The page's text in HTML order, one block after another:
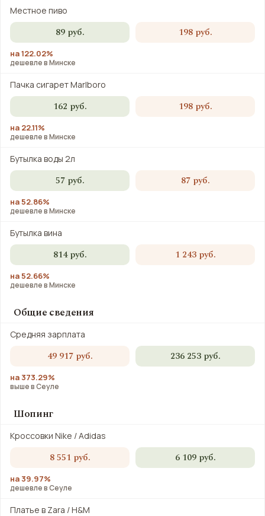
Местное пиво
89 руб. 198 руб.
на 122.02%
дешевле в Минске
Пачка сигарет Marlboro
162 руб. 198 руб.
на 22.11%
дешевле в Минске
Бутылка воды 2л
57 руб. 87 руб.
на 52.86%
дешевле в Минске
Бутылка вина
814 руб. 1 243 руб.
на 52.66%
дешевле в Минске
Общие сведения
Средняя зарплата
49 917 руб. 236 253 руб.
на 373.29%
выше в Сеуле
Шопинг
Кроссовки Nike / Adidas
8 551 руб. 6 109 руб.
на 39.97%
дешевле в Сеуле
Платье в Zara / H&M